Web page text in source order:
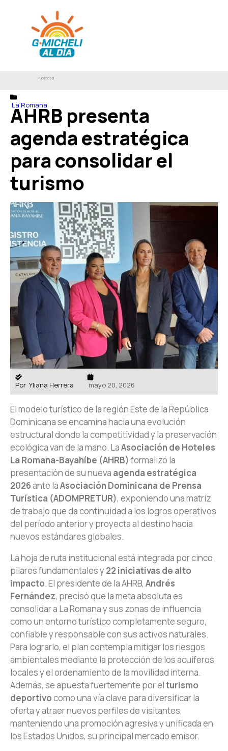
Publicidad
La Romana
AHRB presenta
agenda estratégica
para consolidar el
turismo
Por Yliana Herrera mayo 20, 2026
El modelo turístico de la región Este de la República
Dominicana se encamina hacia una evolución
estructural donde la competitividad y la preservación
ecológica van de la mano. LaAsociación de Hoteles
La Romana-Bayahíbe (AHRB) formalizó la
presentación de su nueva agenda estratégica
2026ante laAsociación Dominicana de Prensa
Turística (ADOMPRETUR), exponiendo una matriz
de trabajo que da continuidad a los logros operativos
del período anterior y proyecta al destino hacia
nuevos estándares globales.
La hoja de ruta institucional está integrada por cinco
pilares fundamentales y22 iniciativas de alto
impacto. El presidente de la AHRB, Andrés
Fernández, precisó que la meta absoluta es
consolidar a La Romana y sus zonas de influencia
como un entorno turístico completamente seguro,
confiable y responsable con sus activos naturales.
Para lograrlo, el plan contempla mitigar los riesgos
ambientales mediante la protección de los acuíferos
locales y el ordenamiento de la movilidad interna.
Además, se apuesta fuertemente por elturismo
deportivocomo una vía clave para diversificar la
oferta y atraer nuevos perfiles de visitantes,
manteniendo una promoción agresiva y unificada en
los Estados Unidos, su principal mercado emisor.